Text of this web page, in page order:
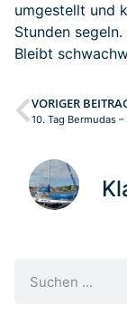
umgestellt und
Stunden
Bleibt
VORIGER
10. Tag Bermudas